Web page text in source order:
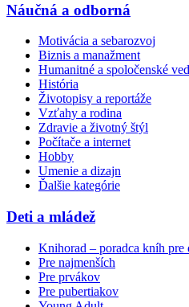
Náučná a odborná
Motivácia a sebarozvoj
Biznis a manažment
Humanitné a spoločenské
História
Životopisy a reportáže
Vzťahy a rodina
Zdravie a životný štýl
Počítače a internet
Hobby
Umenie a dizajn
Ďalšie kategórie
Deti a mládež
Knihorad – poradca kníh pre
Pre najmenších
Pre prvákov
Pre pubertiakov